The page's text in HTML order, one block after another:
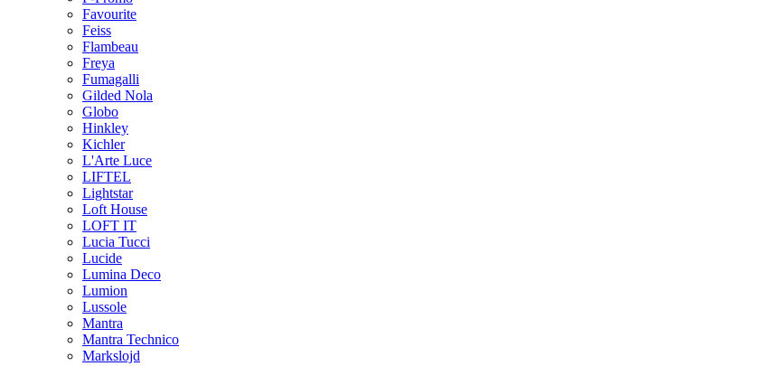
Favourite
Feiss
Flambeau
Freya
Fumagalli
Gilded Nola
Globo
Hinkley
Kichler
L'Arte Luce
LIFTEL
Lightstar
Loft House
LOFT IT
Lucia Tucci
Lucide
Lumina Deco
Lumion
Lussole
Mantra
Mantra Technico
Markslojd